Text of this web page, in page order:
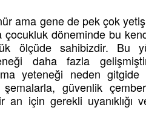
ama gene de pek çok
çocukluk döneminde bu
ölçüde sahibizdir. Bu
daha fazla
yeteneği neden
şemalarla, güvenlik
için gerekli uyanıklığı